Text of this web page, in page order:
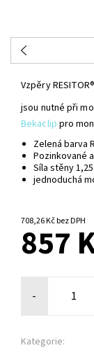
Vzpěry RESITOR®
jsou nutné při
Bekaclip pro
Zelená barva
Pozinkované
Síla stěny 1,25
jednoduchá
708,26 Kč bez DPH
857
-
Kategorie: